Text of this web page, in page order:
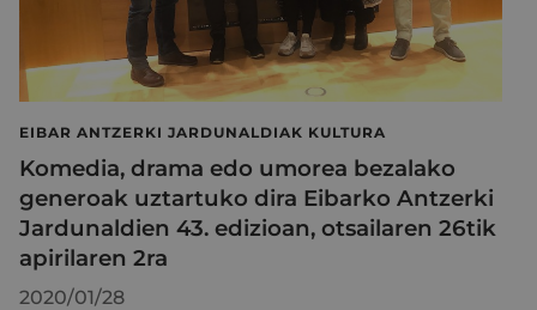
EIBAR ANTZERKI JARDUNALDIAK KULTURA
Komedia, drama edo umorea bezalako
generoak uztartuko dira Eibarko Antzerki
Jardunaldien 43. edizioan, otsailaren 26tik
apirilaren 2ra
2020/01/28